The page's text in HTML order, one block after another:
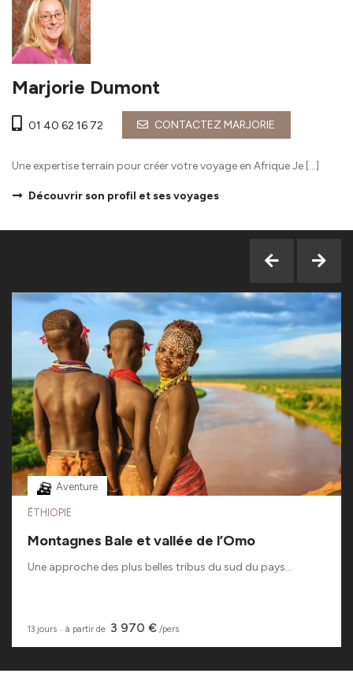
Marjorie Dumont
01 40 62 16 72 CONTACTEZ MARJORIE
Une expertise terrain pour créer votre voyage en Afrique Je […]
Découvrir son profil et ses voyages
Aventure
ÉTHIOPIE
Montagnes Bale et vallée de l’Omo
Une approche des plus belles tribus du sud du pays...
13 jours ‧ à partir de 3 970 € /pers